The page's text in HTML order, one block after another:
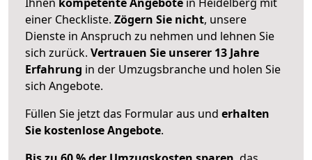
einer Checkliste. Zögern Sie nicht, unsere
Dienste in Anspruch zu nehmen und lehnen Sie
sich zurück. Vertrauen Sie unserer 13 Jahre
Erfahrung in der Umzugsbranche und holen Sie
sich Angebote.
Füllen Sie jetzt das Formular aus und erhalten
Sie kostenlose Angebote.